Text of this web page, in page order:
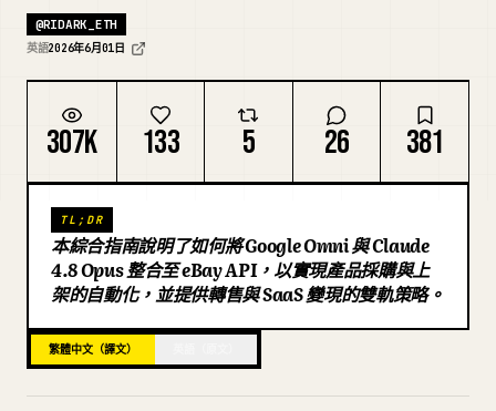
提示詞
下載
部落格
更新
@RIDARK_ETH
英語2026年6月01日
307K 133 5 26 381
TL;DR
本綜合指南說明了如何將 Google Omni 與 Claude
4.8 Opus 整合至 eBay API，以實現產品採購與上
架的自動化，並提供轉售與 SaaS 變現的雙軌策略。
繁體中文（譯文）